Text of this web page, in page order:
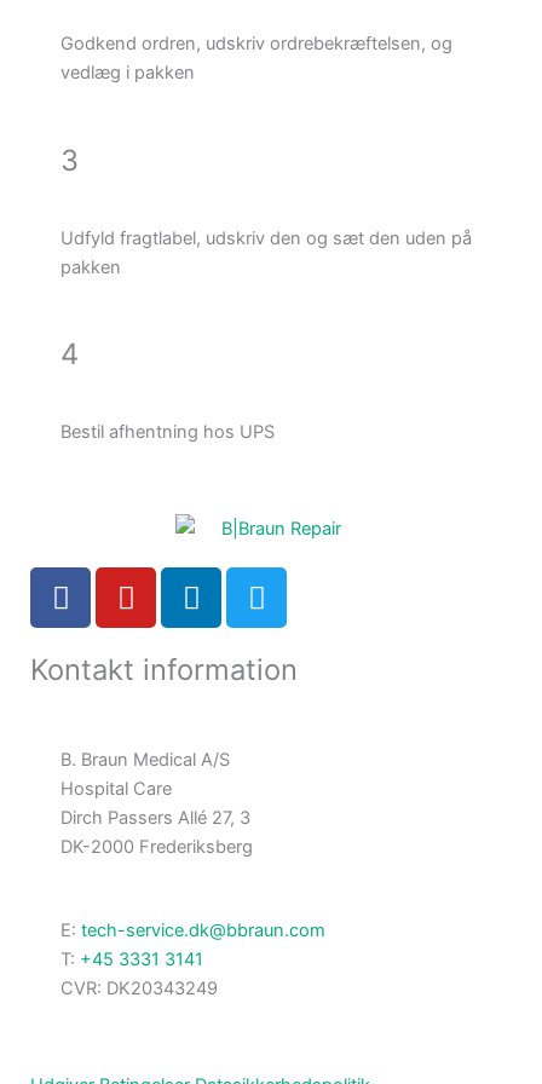
Godkend ordren, udskriv ordrebekræftelsen, og
vedlæg i pakken
3
Udfyld fragtlabel, udskriv den og sæt den uden på
pakken
4
Bestil afhentning hos UPS
F
a
e
o
k
-
f
Y
o
t
e
L
i
k
i
T
w
t
Kontakt information
B. Braun Medical A/S
Hospital Care
Dirch Passers Allé 27, 3
DK-2000 Frederiksberg
E: tech-service.dk@bbraun.com
T: +45 3331 3141
CVR: DK20343249